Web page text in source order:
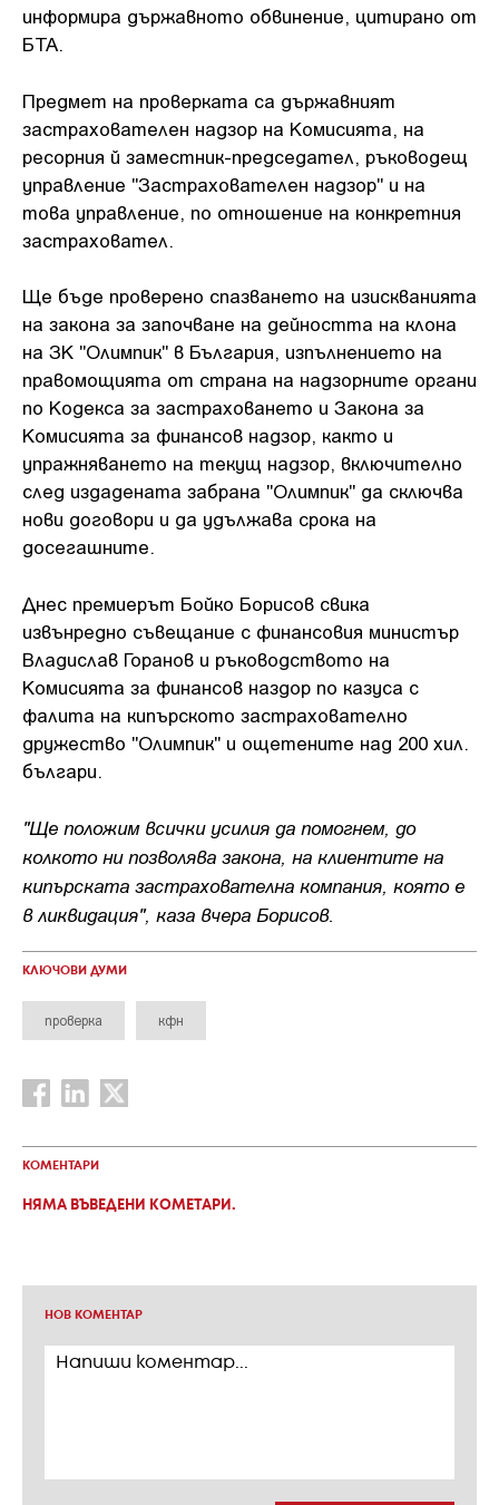
информира държавното обвинение, цитирано от
БТА.
Предмет на проверката са държавният
застрахователен надзор на Комисията, на
ресорния й заместник-председател, ръководещ
управление "Застрахователен надзор" и на
това управление, по отношение на конкретния
застраховател.
Ще бъде проверено спазването на изискванията
на закона за започване на дейността на клона
на ЗК "Олимпик" в България, изпълнението на
правомощията от страна на надзорните органи
по Кодекса за застраховането и Закона за
Комисията за финансов надзор, както и
упражняването на текущ надзор, включително
след издадената забрана "Олимпик" да сключва
нови договори и да удължава срока на
досегашните.
Днес премиерът Бойко Борисов свика
извънредно съвещание с финансовия министър
Владислав Горанов и ръководството на
Комисията за финансов наздор по казуса с
фалита на кипърското застрахователно
дружество "Олимпик" и ощетените над 200 хил.
българи.
"Ще положим всички усилия да помогнем, до
колкото ни позволява закона, на клиентите на
кипърската застрахователна компания, която е
в ликвидация", каза вчера Борисов.
КЛЮЧОВИ ДУМИ
проверка кфн
КОМЕНТАРИ
НЯМА ВЪВЕДЕНИ КОМЕТАРИ.
НОВ КОМЕНТАР